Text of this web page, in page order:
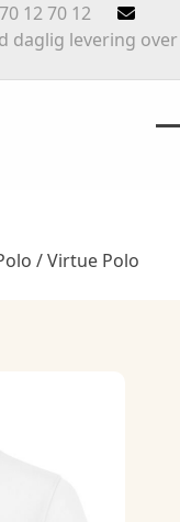
70 12 70 12
levering over
/ Virtue Polo